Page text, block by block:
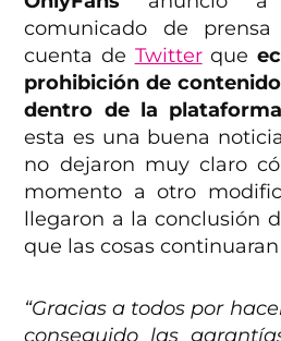
comunicado de
cuenta de Twitterque
prohibición de
dentro de la
esta es una buena
no dejaron muy claro
momento a otro
llegaron a la conclusión
que las cosas
“Gracias a todos por
conseguido las